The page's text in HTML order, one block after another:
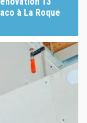
à La Roque